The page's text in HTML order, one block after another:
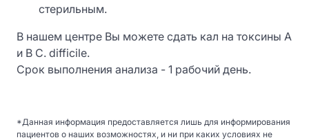
стерильным.
В нашем центре Вы можете сдать кал на токсины А
и В C. difficile.
Срок выполнения анализа - 1 рабочий день.
*Данная информация предоставляется лишь для информирования
пациентов о наших возможностях, и ни при каких условиях не